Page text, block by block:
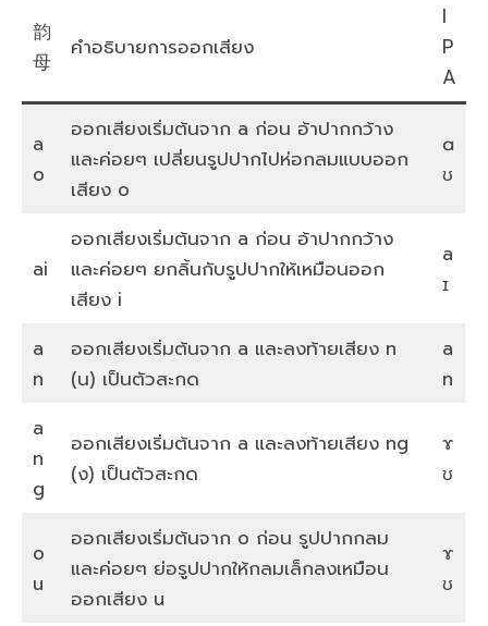
韵
母
คำอธิบายการออกเสียง
I
P
A
a
o
ออกเสียงเริ่มต้นจาก a ก่อน อ้าปากกว้าง
และค่อยๆ เปลี่ยนรูปปากไปห่อกลมแบบออก
เสียง o
ɑ
ʊ
ai
ออกเสียงเริ่มต้นจาก a ก่อน อ้าปากกว้าง
และค่อยๆ ยกลิ้นกับรูปปากให้เหมือนออก
เสียง i
a
ɪ
a
n
ออกเสียงเริ่มต้นจาก a และลงท้ายเสียง n
(น) เป็นตัวสะกด
a
n
a
n
g
ออกเสียงเริ่มต้นจาก a และลงท้ายเสียง ng
(ง) เป็นตัวสะกด
ɤ
ʊ
o
u
ออกเสียงเริ่มต้นจาก o ก่อน รูปปากกลม
และค่อยๆ ย่อรูปปากให้กลมเล็กลงเหมือน
ออกเสียง u
ɤ
ʊ